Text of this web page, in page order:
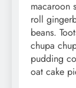
macaroon
roll
beans.
chupa
pudding
oat cake